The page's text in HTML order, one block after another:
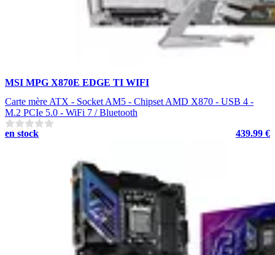
MSI MPG X870E EDGE TI WIFI
Carte mère ATX - Socket AM5 - Chipset AMD X870 - USB 4 -
M.2 PCIe 5.0 - WiFi 7 / Bluetooth
en stock
439.99 €